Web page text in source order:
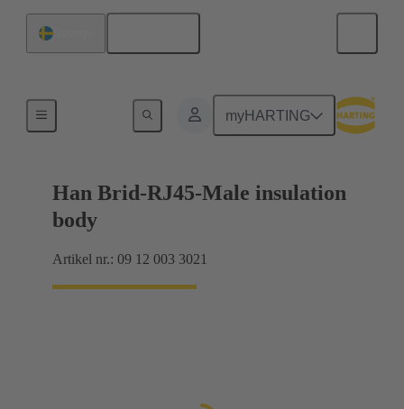
myHARTING
Han Brid-RJ45-Male insulation
body
Artikel nr.: 09 12 003 3021